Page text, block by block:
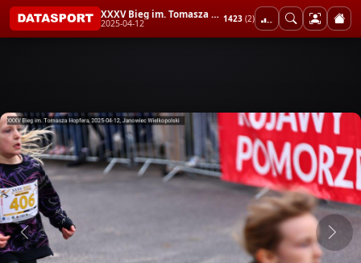
XXXV Bieg im. Tomasza Hopfera
2025-04-12 1423 (2)